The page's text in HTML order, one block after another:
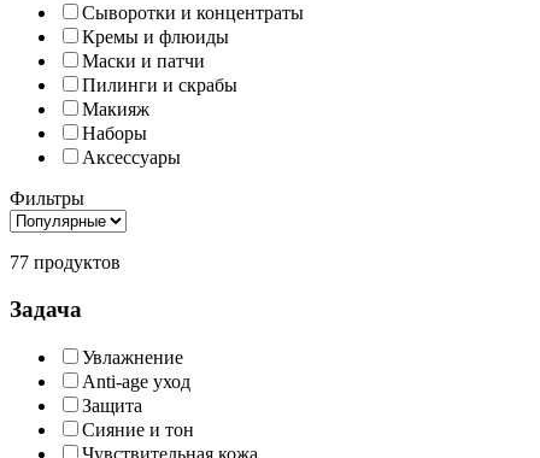
Сыворотки и концентраты
Кремы и флюиды
Маски и патчи
Пилинги и скрабы
Макияж
Наборы
Аксессуары
Фильтры
77 продуктов
Задача
Увлажнение
Anti-age уход
Защита
Сияние и тон